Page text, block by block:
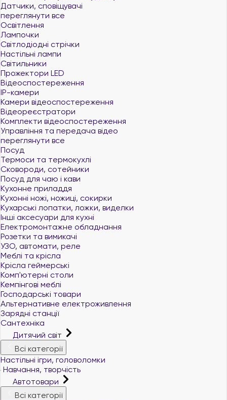
Датчики, сповіщувачі
переглянути все
Освітлення
Лампочки
Світлодіодні стрічки
Настільні лампи
Світильники
Прожектори LED
Відеоспостереження
IP-камери
Камери відеоспостереження
Відеореєстратори
Комплекти відеоспостереження
Управління та передача відео
переглянути все
Посуд
Термоси та термокухлі
Сковороди, сотейники
Посуд для чаю і кави
Кухонне приладдя
Кухонні ножі, ножиці, сокирки
Кухарські лопатки, ложки, виделки
Інші аксесуари для кухні
Електромонтажне обладнання
Розетки та вимикачі
УЗО, автомати, реле
Меблі та крісла
Крісла геймерські
Комп'ютерні столи
Кемпінгові меблі
Господарські товари
Альтернативне електроживлення
Зарядні станції
Сантехніка
Дитячий світ
Всі категорії
Настільні ігри, головоломки
Навчання, творчість
Автотовари
Всі категорії